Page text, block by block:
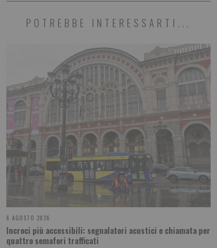
POTREBBE INTERESSARTI...
6 AGOSTO 2026
Incroci più accessibili: segnalatori acustici e chiamata per
quattro semafori trafficati